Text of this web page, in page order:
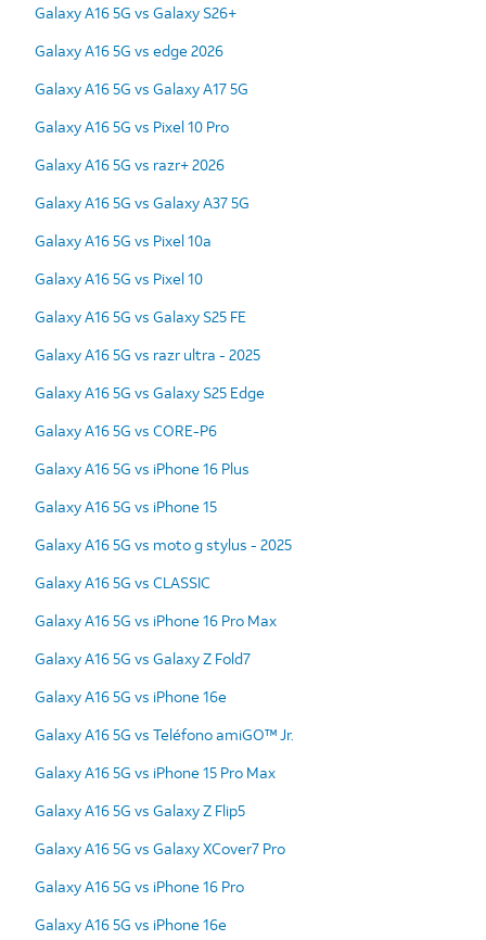
Galaxy A16 5G vs Galaxy S26+
Galaxy A16 5G vs edge 2026
Galaxy A16 5G vs Galaxy A17 5G
Galaxy A16 5G vs Pixel 10 Pro
Galaxy A16 5G vs razr+ 2026
Galaxy A16 5G vs Galaxy A37 5G
Galaxy A16 5G vs Pixel 10a
Galaxy A16 5G vs Pixel 10
Galaxy A16 5G vs Galaxy S25 FE
Galaxy A16 5G vs razr ultra - 2025
Galaxy A16 5G vs Galaxy S25 Edge
Galaxy A16 5G vs CORE-P6
Galaxy A16 5G vs iPhone 16 Plus
Galaxy A16 5G vs iPhone 15
Galaxy A16 5G vs moto g stylus - 2025
Galaxy A16 5G vs CLASSIC
Galaxy A16 5G vs iPhone 16 Pro Max
Galaxy A16 5G vs Galaxy Z Fold7
Galaxy A16 5G vs iPhone 16e
Galaxy A16 5G vs Teléfono amiGO™ Jr.
Galaxy A16 5G vs iPhone 15 Pro Max
Galaxy A16 5G vs Galaxy Z Flip5
Galaxy A16 5G vs Galaxy XCover7 Pro
Galaxy A16 5G vs iPhone 16 Pro
Galaxy A16 5G vs iPhone 16e